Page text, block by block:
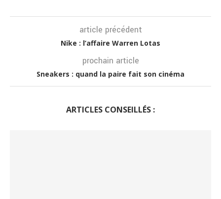
article précédent
Nike : l’affaire Warren Lotas
prochain article
Sneakers : quand la paire fait son cinéma
ARTICLES CONSEILLÉS :